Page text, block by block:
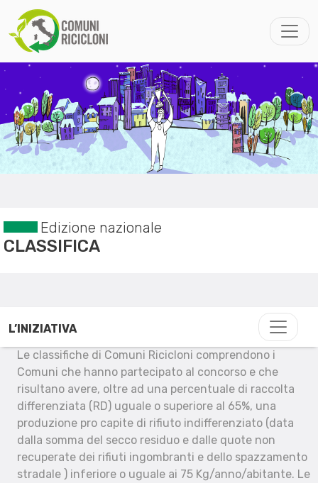
Edizione nazionale
CLASSIFICA
L’INIZIATIVA
Le classifiche di Comuni Ricicloni comprendono i
Comuni che hanno partecipato al concorso e che
risultano avere, oltre ad una percentuale di raccolta
differenziata (RD) uguale o superiore al 65%, una
produzione pro capite di rifiuto indifferenziato (data
dalla somma del secco residuo e dalle quote non
recuperate dei rifiuti ingombranti e dello spazzamento
stradale ) inferiore o uguale ai 75 Kg/anno/abitante. Le